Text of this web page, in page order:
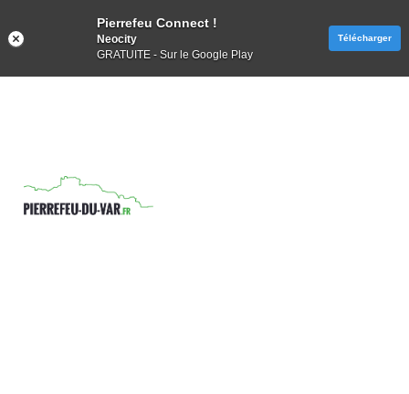
Pierrefeu Connect !
Neocity
GRATUITE - Sur le Google Play
Télécharger